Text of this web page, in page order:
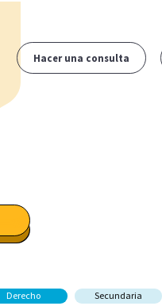
Hacer una consulta
Derecho Secundaria